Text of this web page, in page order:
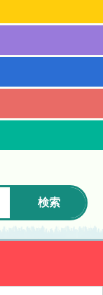
検索